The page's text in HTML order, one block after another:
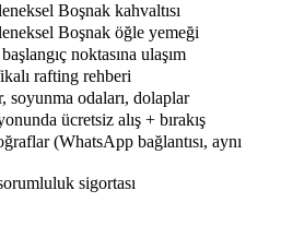
Boşnak kahvaltısı
Boşnak öğle yemeği
noktasına ulaşım
rafting rehberi
soyunma odaları, dolaplar
ücretsiz alış + bırakış
(WhatsApp bağlantısı, aynı
sigortası